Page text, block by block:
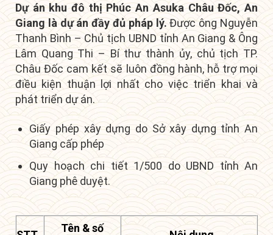
Dự án khu đô thị Phúc An Asuka Châu Đốc, An
Giang là dự án đầy đủ pháp lý.Được ông Nguyễn
Thanh Bình – Chủ tịch UBND tỉnh An Giang & Ông
Lâm Quang Thi – Bí thư thành ủy, chủ tịch TP.
Châu Đốc cam kết sẽ luôn đồng hành, hỗ trợ mọi
điều kiện thuận lợi nhất cho việc triển khai và
phát triển dự án.
Giấy phép xây dựng do Sở xây dựng tỉnh An
Giang cấp phép
Quy hoạch chi tiết 1/500 do UBND tỉnh An
Giang phê duyệt.
Tên & số